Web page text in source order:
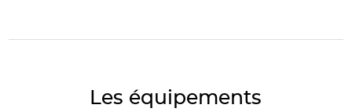
Les équipements